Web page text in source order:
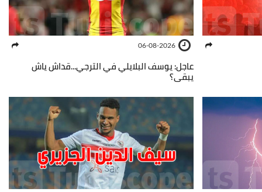
06-08-2026
عاجل: يوسف البلايلي في الترجي...قداش ياش
يبقى؟